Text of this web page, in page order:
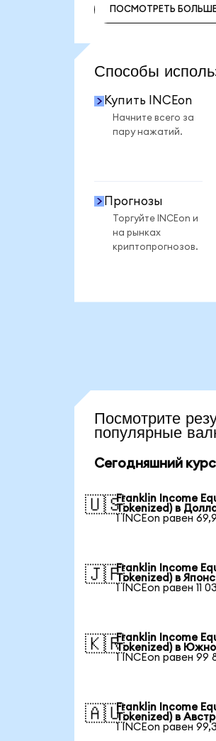
ПОСМОТРЕТЬ
Способы
Купить INCEon
Начните всего за
пару нажатий.
Прогнозы
Торгуйте INCEon и
на рынках
криптопрогнозов.
Посмотрите
популярные
Сегодняшний
🇺🇸Franklin Income
Tokenized) в
1 INCEon равен
🇯🇵Franklin Income
Tokenized) в
1 INCEon равен 11
🇰🇷Franklin Income
Tokenized) в
1 INCEon равен 99
🇦🇺Franklin Income
Tokenized) в
1 INCEon равен